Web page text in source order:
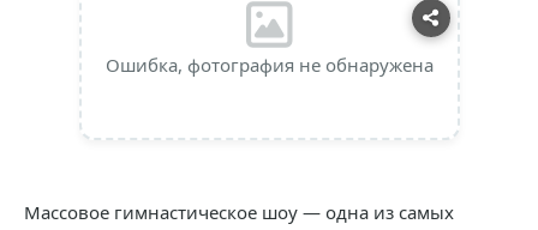
Ошибка, фотография не обнаружена
Массовое гимнастическое шоу — одна из самых